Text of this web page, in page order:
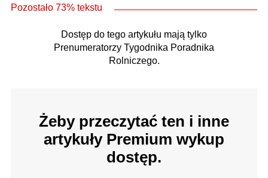
Pozostało 73% tekstu
Dostęp do tego artykułu mają tylko
Prenumeratorzy Tygodnika Poradnika
Rolniczego.
Żeby przeczytać ten i inne
artykuły Premium wykup
dostęp.